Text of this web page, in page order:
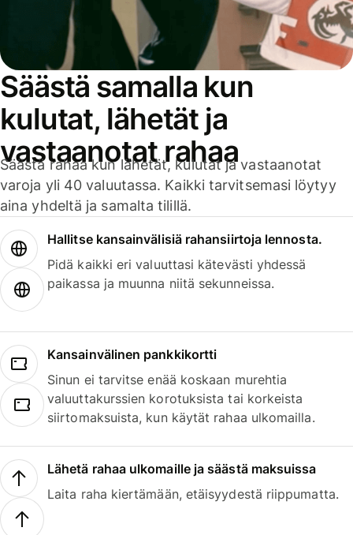
Säästä samalla kun
kulutat, lähetät ja
vastaanotat rahaa
Säästä rahaa kun lähetät, kulutat ja vastaanotat
varoja yli 40 valuutassa. Kaikki tarvitsemasi löytyy
aina yhdeltä ja samalta tilillä.
Hallitse kansainvälisiä rahansiirtoja lennosta.
Pidä kaikki eri valuuttasi kätevästi yhdessä
paikassa ja muunna niitä sekunneissa.
Kansainvälinen pankkikortti
Sinun ei tarvitse enää koskaan murehtia
valuuttakurssien korotuksista tai korkeista
siirtomaksuista, kun käytät rahaa ulkomailla.
Lähetä rahaa ulkomaille ja säästä maksuissa
Laita raha kiertämään, etäisyydestä riippumatta.